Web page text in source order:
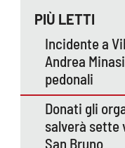
PIÙ LETTI
Incidente a
Andrea
pedonali
Donati gli
salverà sette
San Bruno